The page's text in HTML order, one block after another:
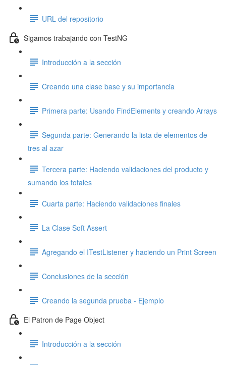
URL del repositorio
Sigamos trabajando con TestNG
Introducción a la sección
Creando una clase base y su importancia
Primera parte: Usando FindElements y creando Arrays
Segunda parte: Generando la lista de elementos de
tres al azar
Tercera parte: Haciendo validaciones del producto y
sumando los totales
Cuarta parte: Haciendo validaciones finales
La Clase Soft Assert
Agregando el ITestListener y haciendo un Print Screen
Conclusiones de la sección
Creando la segunda prueba - Ejemplo
El Patron de Page Object
Introducción a la sección